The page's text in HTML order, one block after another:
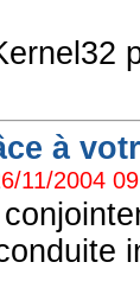
à
11/2004